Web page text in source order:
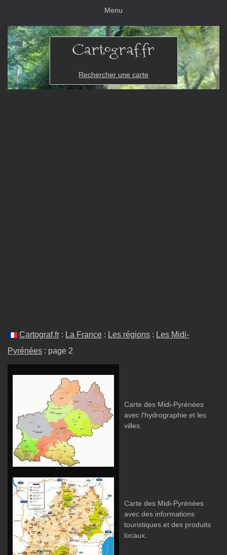
Menu
Rechercher une carte
Cartograf.fr : La France : Les régions : Les Midi-
Pyrénées : page 2
Carte des Midi-Pyrénées
avec l'hydrographie et les
villes.
Carte des Midi-Pyrénées
avec des informations
touristiques et des produits
locaux.